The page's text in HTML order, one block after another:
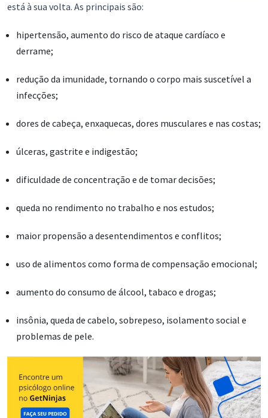
está à sua volta. As principais são:
hipertensão, aumento do risco de ataque cardíaco e
derrame;
redução da imunidade, tornando o corpo mais suscetível a
infecções;
dores de cabeça, enxaquecas, dores musculares e nas costas;
úlceras, gastrite e indigestão;
dificuldade de concentração e de tomar decisões;
queda no rendimento no trabalho e nos estudos;
maior propensão a desentendimentos e conflitos;
uso de alimentos como forma de compensação emocional;
aumento do consumo de álcool, tabaco e drogas;
insônia, queda de cabelo, sobrepeso, isolamento social e
problemas de pele.